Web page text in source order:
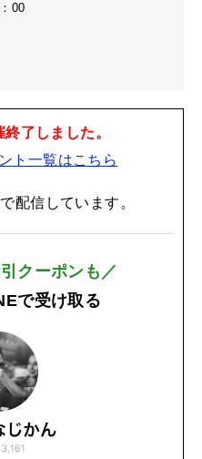
00
了しました。
ト一覧はこちら
配信しています。
クーポンも／
で受け取る